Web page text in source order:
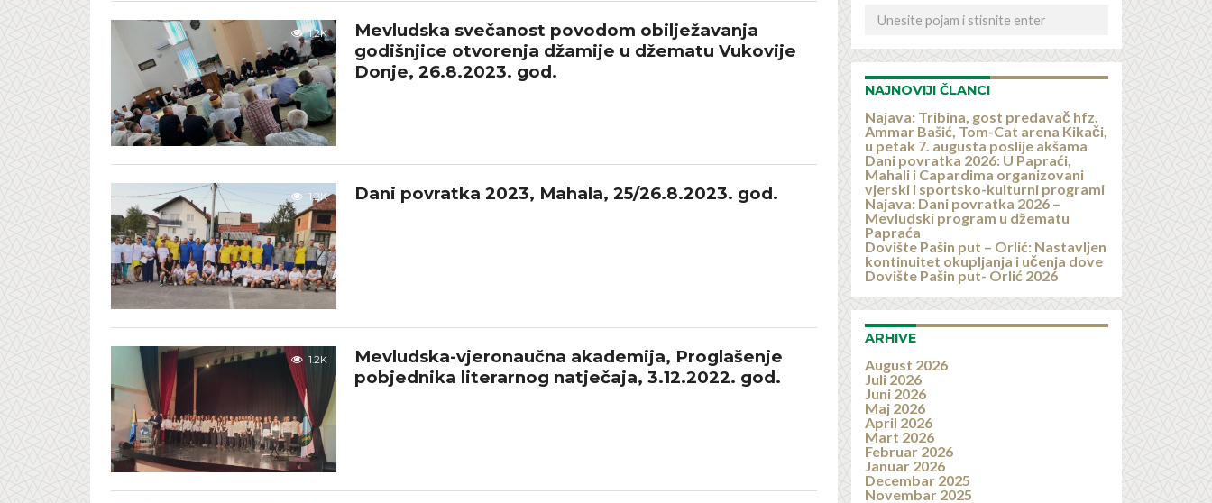
1.2K
Mevludska svečanost povodom obilježavanja
godišnjice otvorenja džamije u džematu Vukovije
Donje, 26.8.2023. god.
1.2K Dani povratka 2023, Mahala, 25/26.8.2023. god.
1.2K
Mevludska-vjeronaučna akademija, Proglašenje
pobjednika literarnog natječaja, 3.12.2022. god.
NAJNOVIJI ČLANCI
Najava: Tribina, gost predavač hfz.
Ammar Bašić, Tom-Cat arena Kikači,
u petak 7. augusta poslije akšama
Dani povratka 2026: U Papraći,
Mahali i Capardima organizovani
vjerski i sportsko-kulturni programi
Najava: Dani povratka 2026 –
Mevludski program u džematu
Papraća
Dovište Pašin put – Orlić: Nastavljen
kontinuitet okupljanja i učenja dove
Dovište Pašin put- Orlić 2026
ARHIVE
August 2026
Juli 2026
Juni 2026
Maj 2026
April 2026
Mart 2026
Februar 2026
Januar 2026
Decembar 2025
Novembar 2025